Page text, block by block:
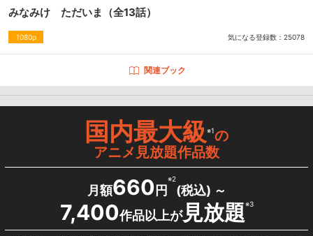
みなみけ ただいま （全13話）
1080p 気になる登録数： 25078
関連ブック
国内最大級※1の
アニメ見放題作品数
月額660 円
※2
(税込) ～
7,400作品以上が見放題※3